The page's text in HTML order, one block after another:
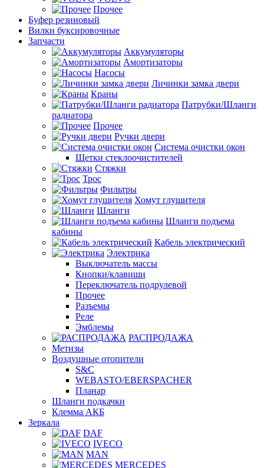
Прочее
Буфер резиновый
Вилки буксировочные
Запчасти
Аккумуляторы
Амортизаторы
Насосы
Личинки замка двери
Краны
Патрубки/Шланги
радиатора
Прочее
Ручки двери
Система очистки окон
Щетки стеклоочистителей
Стяжки
Трос
Фильтры
Хомут глушителя
Шланги
Шланги подъема
кабины
Кабель электрический
Электрика
Выключатель массы
Кнопки/клавиши
Переключатель подрулевой
Прочее
Разъемы
Реле
Эмблемы
РАСПРОДАЖА
Метизы
Воздушные отопители
S&C
WEBASTO/EBERSPACHER
Планар
Шланги подкачки
Клемма АКБ
Зеркала
DAF
IVECO
MAN
MERCEDES